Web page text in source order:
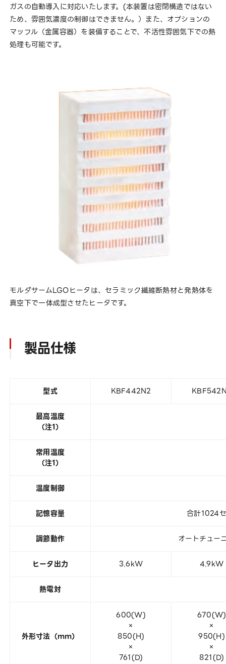
ガスの自動導入に対応いたします。(本装置は密閉構造ではない
ため、雰囲気濃度の制御はできません。）また、オプションの
マッフル（金属容器）を装備することで、不活性雰囲気下での熱
処理も可能です。
モルダサームLGOヒータは、セラミック繊維断熱材と発熱体を
真空下で一体成型させたヒータです。
製品仕様
型式 KBF442N2
最高温度
（注1）
常用温度
（注1）
温度制御
記憶容量 合計1024
調節動作 オートチュー
ヒータ出力 3.6kW 4.9kW
熱電対
外形寸法（mm）
600(W)
×
850(H)
×
761(D)
670(W)
×
950(H)
×
821(D)